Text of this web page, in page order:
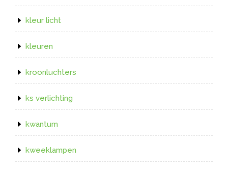
kleur licht
kleuren
kroonluchters
ks verlichting
kwantum
kweeklampen